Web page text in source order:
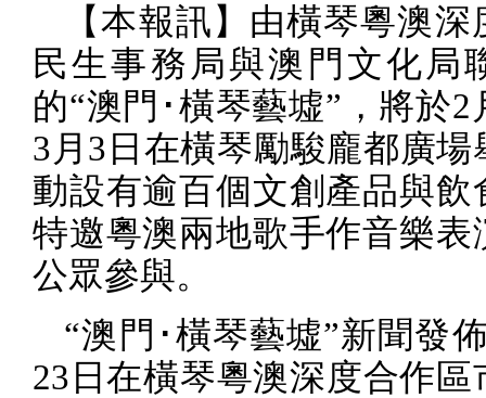
【本報訊】由橫琴粵澳
民生事務局與澳門文化局
的“澳門･橫琴藝墟”，將於2
3 月 3 日在橫琴勵駿龐都廣場
動設有逾百個文創產品與飲
特邀粵澳兩地歌手作音樂表
公眾參與。
“澳門･橫琴藝墟”新聞發
23 日在橫琴粵澳深度合作區